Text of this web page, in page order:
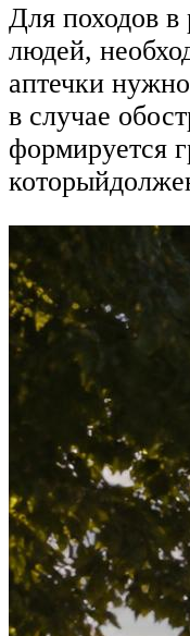
Для походов
людей,
аптечки
в случае
формируется